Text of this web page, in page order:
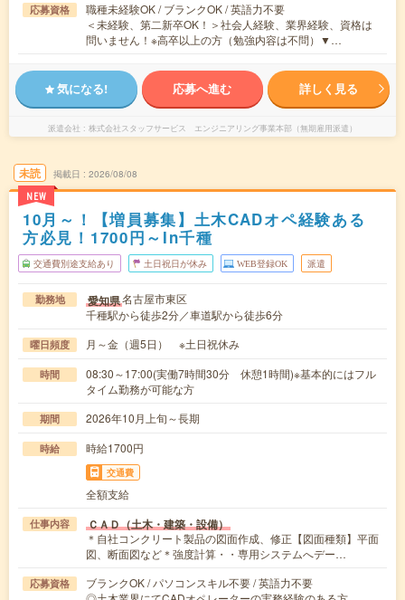
応募資格
職種未経験OK / ブランクOK / 英語力不要
＜未経験、第二新卒OK！＞社会人経験、業界経験、資格は
問いません！※高卒以上の方（勉強内容は不問）▼…
気になる! 応募へ進む 詳しく見る
派遣会社 株式会社スタッフサービス エンジニアリング事業本部（無期雇用派遣）
未読
NEW
掲載日 2026/08/08
10月～！【増員募集】土木CADオペ経験ある
方必見！1700円～In千種
交通費別途支給あり 土日祝日が休み WEB登録OK 派遣
勤務地 愛知県名古屋市東区
千種駅から徒歩2分／車道駅から徒歩6分
曜日頻度 月～金（週5日） ※土日祝休み
時間
08:30～17:00(実働7時間30分 休憩1時間)※基本的にはフル
タイム勤務が可能な方
期間 2026年10月上旬～長期
時給 時給1700円
交通費
全額支給
仕事内容 ＣＡＤ（土木・建築・設備）
＊自社コンクリート製品の図面作成、修正【図面種類】平面
図、断面図など＊強度計算・・専用システムへデー…
応募資格
ブランクOK / パソコンスキル不要 / 英語力不要